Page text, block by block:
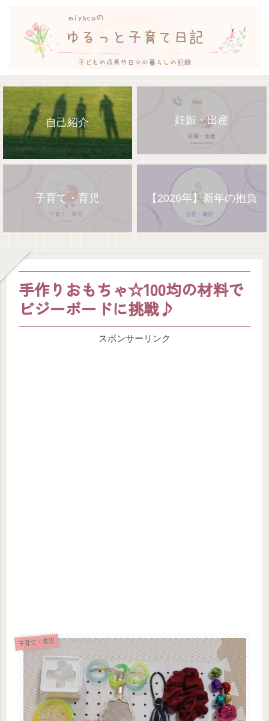
自己紹介 妊娠・出産
子育て・育児 【2026年】新年の抱負
手作りおもちゃ☆100均の材料で
ビジーボードに挑戦♪
スポンサーリンク
子育て・育児